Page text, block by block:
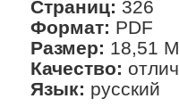
Страниц: 326
Формат: PDF
Размер: 18,51
Качество:
Язык: русский